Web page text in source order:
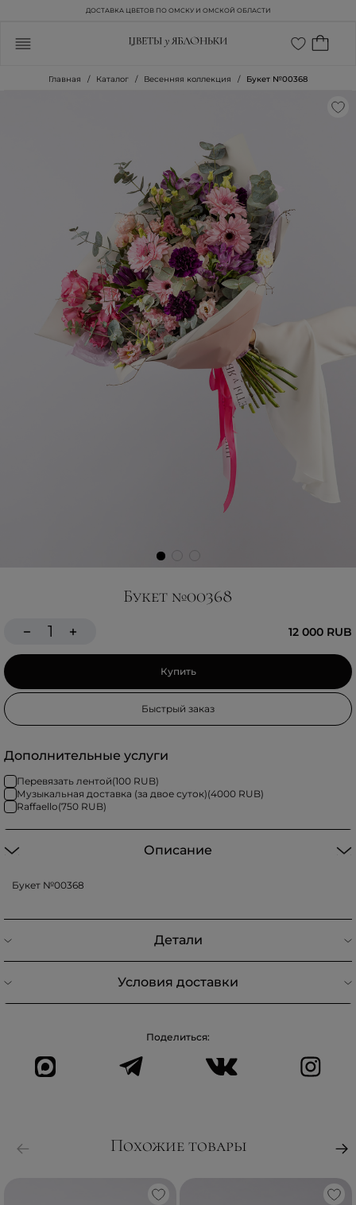
ДОСТАВКА ЦВЕТОВ ПО ОМСКУ И ОМСКОЙ ОБЛАСТИ
Главная Каталог Весенняя коллекция Букет №00368
Букет №00368
12 000 RUB
Купить
Быстрый заказ
Дополнительные услуги
Перевязать лентой(100 RUB)
Музыкальная доставка (за двое суток)(4000 RUB)
Raffaello(750 RUB)
Описание
Букет №00368
Детали
Условия доставки
Поделиться:
Похожие товары